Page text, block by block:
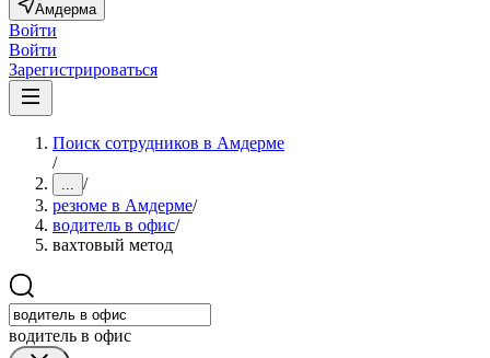
Амдерма
Войти
Войти
Зарегистрироваться
Поиск сотрудников в Амдерме
/
... /
резюме в Амдерме/
водитель в офис/
вахтовый метод
водитель в офис